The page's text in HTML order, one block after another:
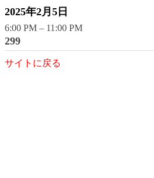
2025年2月5日
6:00 PM – 11:00 PM
299
サイトに戻る